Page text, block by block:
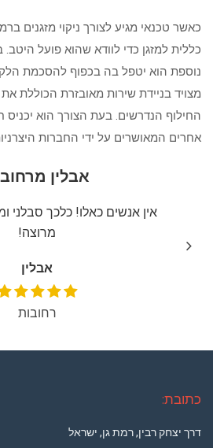
כאשר טכנאי מגיע לצורך ניקוי מזגנים
כללית למזגן כדי לוודא שהוא פועל
נוספת הוא יטפל בה בכפוף להסכמת
מצויד בניידת שירות מאובזרת הכוללת
החילוף הנדרשים. בעת הצורך הוא יכניס
אחרים המאושרים על ידי החברות
אבלין
אין אנשים כאלו! כלכך סבלני
מרוצה!
אבלין
רחובות
כתובת:
דרך יצחק רבין, רמת גן, ישראל